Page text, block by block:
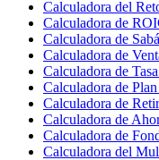
Calculadora del
Calculadora de
Calculadora de
Calculadora de
Calculadora de
Calculadora de
Calculadora de
Calculadora de
Calculadora de
Calculadora del